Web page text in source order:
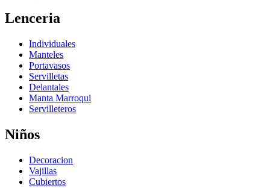
Lenceria
Individuales
Manteles
Portavasos
Servilletas
Delantales
Manta Marroqui
Servilleteros
Niños
Decoracion
Vajillas
Cubiertos